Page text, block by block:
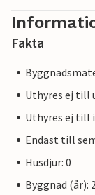
Fakta
Uthyres ej till
Uthyres ej
Endast till
Husdjur: 0
Byggnad (år):